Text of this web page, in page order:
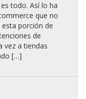
todo. Así lo ha
que no
porción de
de
vez a tiendas
[…]